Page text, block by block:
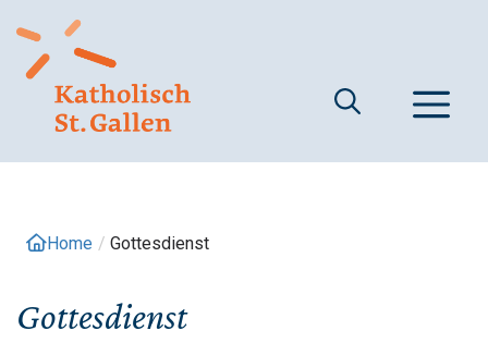
zum
Inhalt
Home / Gottesdienst
Gottesdienst